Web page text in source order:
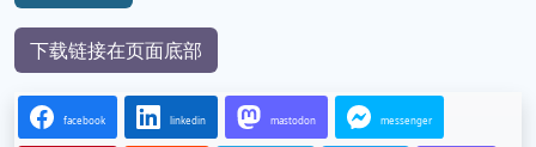
下载链接在页面底部
facebook linkedin mastodon messenger